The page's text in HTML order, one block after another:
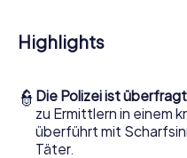
herausholt! Ob
Mitmachkrimi nutzt
Ihres Handgeräts. Das
aber auch aus Ihnen und
Talente heraus! Sie
Highlights
👮 Die Polizei ist
zu Ermittlern in einem
überführt mit
Täter.